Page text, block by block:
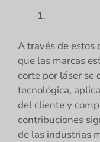
A través de estos
que las marcas
corte por láser se
tecnológica,
del cliente y
contribuciones
de las industrias